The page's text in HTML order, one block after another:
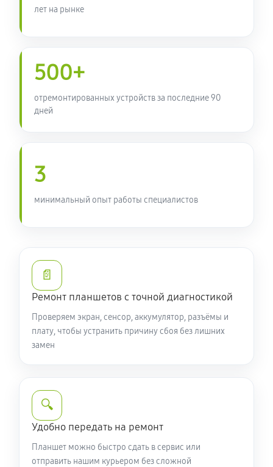
450 руб
лет на рынке
500+
отремонтированных устройств за последние 90
дней
3
минимальный опыт работы специалистов
📄
Ремонт планшетов с точной диагностикой
Проверяем экран, сенсор, аккумулятор, разъёмы и
плату, чтобы устранить причину сбоя без лишних
замен
🔍
Удобно передать на ремонт
Планшет можно быстро сдать в сервис или
отправить нашим курьером без сложной